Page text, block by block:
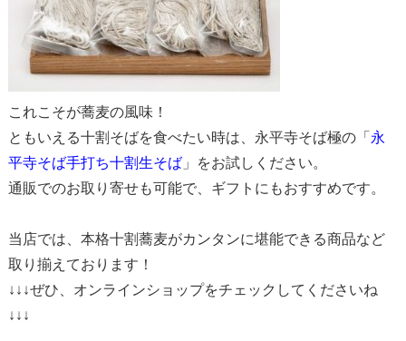
これこそが蕎麦の風味！
ともいえる十割そばを食べたい時は、永平寺そば極の「 永
平寺そば手打ち十割生そば」をお試しください。
通販でのお取り寄せも可能で、ギフトにもおすすめです。
当店では、本格十割蕎麦がカンタンに堪能できる商品など
取り揃えております！
↓↓↓ぜひ、オンラインショップをチェックしてくださいね
↓↓↓